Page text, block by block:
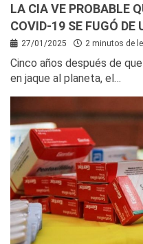
LA CIA VE PROBABLE
COVID-19 SE FUGÓ DE
27/01/2025 2 minutos de
Cinco años después de
en jaque al planeta, el…